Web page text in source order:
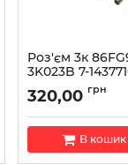
Роз'єм 3к
3K023B 7-
Артикул: 7-1437710-9
320,00 грн
В кошик